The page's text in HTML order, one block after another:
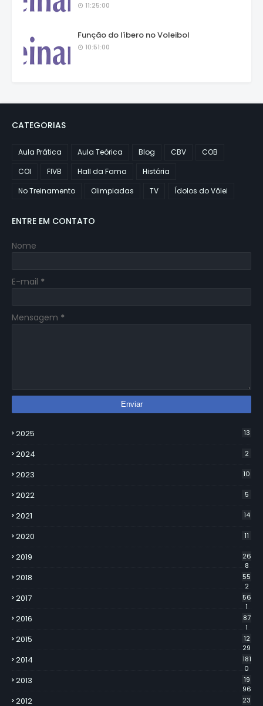
11:25:00
Função do líbero no Voleibol
10:51:00
CATEGORIAS
Aula Prática Aula Teórica Blog CBV
COB
COI
FIVB Hall da Fama
História
No Treinamento
Olimpiadas TV Ídolos do Vôlei
ENTRE EM CONTATO
Nome
E-mail *
Mensagem *
2025 13
2024 2
2023 10
2022 5
2021 14
2020 11
2019
26
8
2018
55
2
2017
56
1
2016
87
1
2015
12
29
2014
181
0
2013
19
96
2012
23